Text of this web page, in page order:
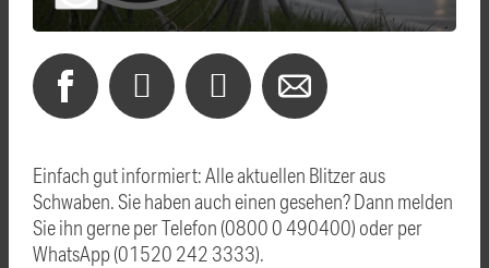
Einfach gut informiert: Alle aktuellen Blitzer aus
Schwaben. Sie haben auch einen gesehen? Dann melden
Sie ihn gerne per Telefon (0800 0 490400) oder per
WhatsApp (01520 242 3333).